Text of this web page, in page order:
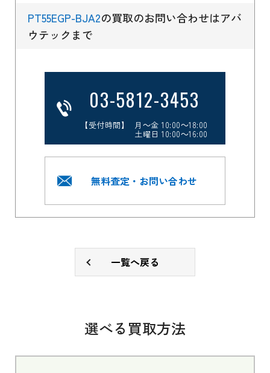
PT55EGP-BJA2の買取のお問い合わせはアバ
ウテックまで
03-5812-3453
【受付時間】 月～金 10:00～18:00
土曜日 10:00～16:00
無料査定・お問い合わせ
一覧へ戻る
選べる買取方法